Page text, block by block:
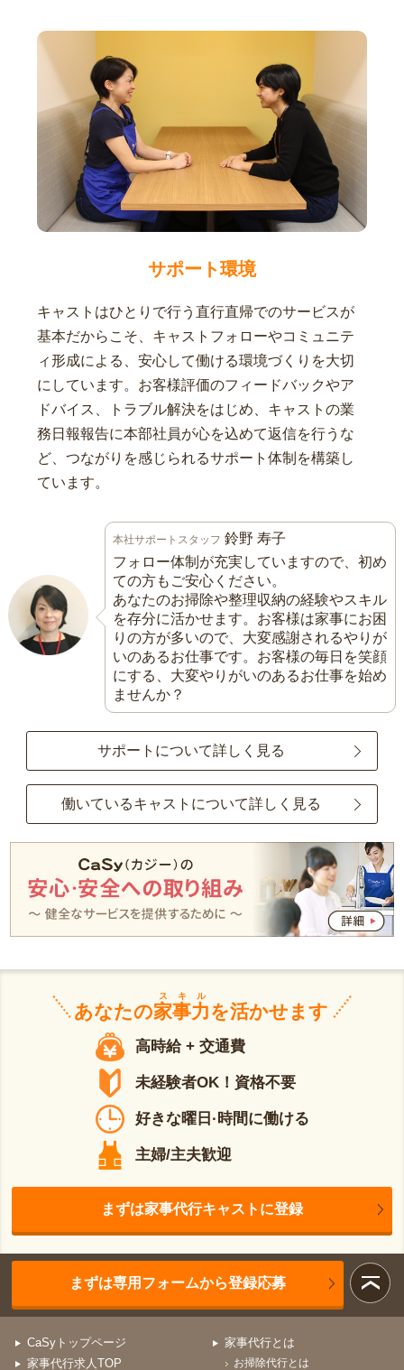
サポート環境
キャストはひとりで行う直行直帰でのサービスが
基本だからこそ、キャストフォローやコミュニテ
ィ形成による、安心して働ける環境づくりを大切
にしています。お客様評価のフィードバックやア
ドバイス、トラブル解決をはじめ、キャストの業
務日報報告に本部社員が心を込めて返信を行うな
ど、つながりを感じられるサポート体制を構築し
ています。
本社サポートスタッフ 鈴野 寿子
フォロー体制が充実していますので、初め
ての方もご安心ください。
あなたのお掃除や整理収納の経験やスキル
を存分に活かせます。お客様は家事にお困
りの方が多いので、大変感謝されるやりが
いのあるお仕事です。お客様の毎日を笑顔
にする、大変やりがいのあるお仕事を始め
ませんか？
サポートについて詳しく見る
働いているキャストについて詳しく見る
あなたの家事力
スキル
を活かせます
高時給 + 交通費
未経験者OK！資格不要
好きな曜日·時間に働ける
主婦/主夫歓迎
まずは家事代行キャストに登録
まずは専用フォームから登録応募
CaSyトップページ
家事代行求人TOP
家事代行とは
お掃除代行とは